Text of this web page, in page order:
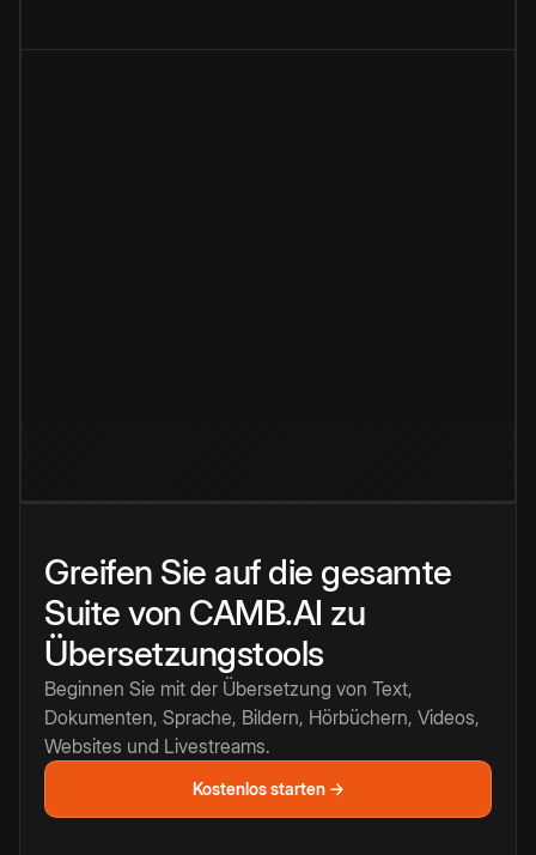
Greifen Sie auf die gesamte
Suite von CAMB.AI zu
Übersetzungstools
Beginnen Sie mit der Übersetzung von Text,
Dokumenten, Sprache, Bildern, Hörbüchern, Videos,
Websites und Livestreams.
Kostenlos starten →